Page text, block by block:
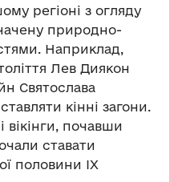
регіоні з огляду
природно-
Наприклад,
Лев Диякон
Святослава
кінні загони.
вікінги, почавши
ставати
половини ІХ